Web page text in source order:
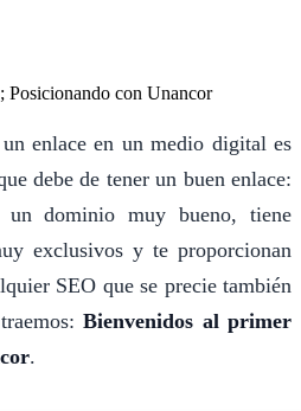
enlace en un medio digital es
debe de tener un buen enlace:
un dominio muy bueno, tiene
exclusivos y te proporcionan
SEO que se precie también
Bienvenidos al primer
.